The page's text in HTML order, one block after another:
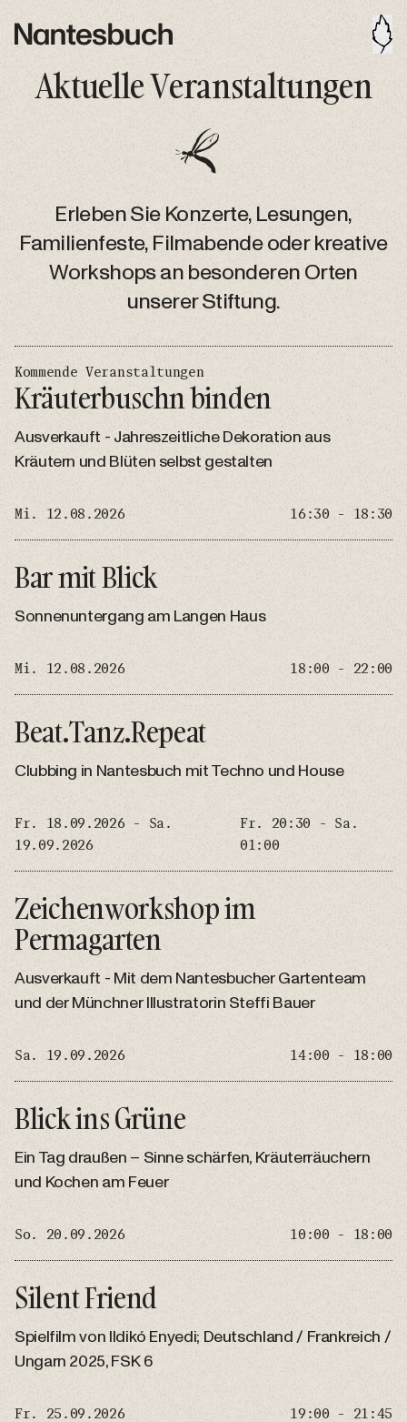
Aktuelle Veranstaltungen
Erleben Sie Konzerte, Lesungen,
Familienfeste, Filmabende oder kreative
Workshops an besonderen Orten
unserer Stiftung.
Kommende Veranstaltungen
Kräuterbuschn binden
Ausverkauft - Jahreszeitliche Dekoration aus
Kräutern und Blüten selbst gestalten
Mi. 12.08.2026 16:30 - 18:30
Bar mit Blick
Sonnenuntergang am Langen Haus
Mi. 12.08.2026 18:00 - 22:00
Beat.Tanz.Repeat
Clubbing in Nantesbuch mit Techno und House
Fr. 18.09.2026 - Sa.
19.09.2026
Fr. 20:30 - Sa.
01:00
Zeichenworkshop im
Permagarten
Ausverkauft - Mit dem Nantesbucher Gartenteam
und der Münchner Illustratorin Steffi Bauer
Sa. 19.09.2026 14:00 - 18:00
Blick ins Grüne
Ein Tag draußen – Sinne schärfen, Kräuterräuchern
und Kochen am Feuer
So. 20.09.2026 10:00 - 18:00
Silent Friend
Spielfilm von Ildikó Enyedi; Deutschland / Frankreich /
Ungarn 2025, FSK 6
Fr. 25.09.2026 19:00 - 21:45